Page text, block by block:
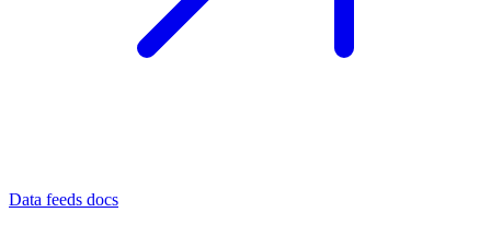
Data feeds docs